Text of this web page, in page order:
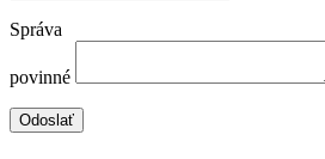
Správa
povinné